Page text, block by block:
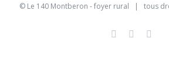
© Le 140 Montberon - foyer rural | tous
FacebookInstagram